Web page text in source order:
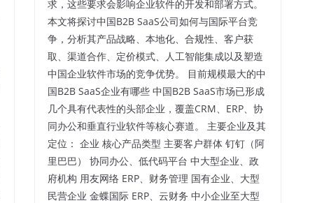
求，这些要求会影响企业软件的开发和部署方式。
本文将探讨中国B2B SaaS公司如何与国际平台竞
争，分析其产品战略、本地化、合规性、客户获
取、渠道合作、定价模式、人工智能集成以及塑造
中国企业软件市场的竞争优势。 目前规模最大的中
国B2B SaaS企业有哪些 中国B2B SaaS市场已形成
几个具有代表性的头部企业，覆盖CRM、ERP、协
同办公和垂直行业软件等核心赛道。 主要企业及其
定位： 企业 核心产品类型 主要客户群体 钉钉（阿
里巴巴） 协同办公、低代码平台 中大型企业、政
府机构 用友网络 ERP、财务管理 国有企业、大型
民营企业 金蝶国际 ERP、云财务 中小企业至大型